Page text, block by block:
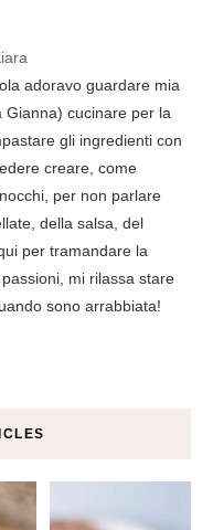
adoravo guardare mia
Gianna) cucinare per la
gli ingredienti con
creare, come
per non parlare
della salsa, del
per tramandare la
mi rilassa stare
sono arrabbiata!